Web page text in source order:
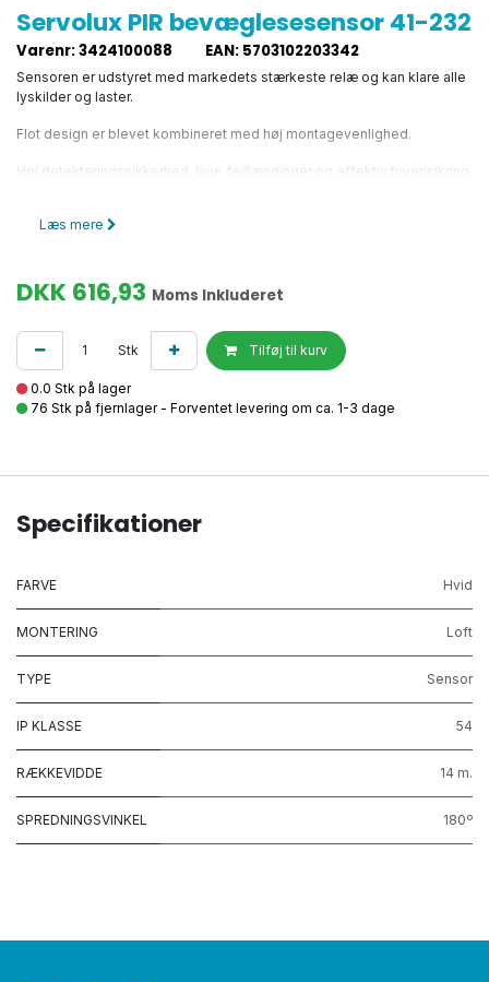
Servolux PIR bevæglesesensor 41-232
Varenr:3424100088 EAN: 5703102203342
Sensoren er udstyret med markedets stærkeste relæ og kan klare alle
lyskilder og laster.
Flot design er blevet kombineret med høj montagevenlighed.
Høj detekteringssikkerhed, lave fejltændinger og effektiv tyverisikring
Sensoren monteres direkte på væggen eller med beslag i loftet.
Detekteringsområdet er 180° med en rækkevidde på op til 14 m 5-8
Læs mere
DKK616,93 Moms Inkluderet
Stk Tilføj til kurv
0.0 Stk på lager
76 Stk på fjernlager - Forventet levering om ca. 1-3 dage
Specifikationer
FARVE Hvid
MONTERING Loft
TYPE Sensor
IP KLASSE 54
RÆKKEVIDDE 14 m.
SPREDNINGSVINKEL 180º